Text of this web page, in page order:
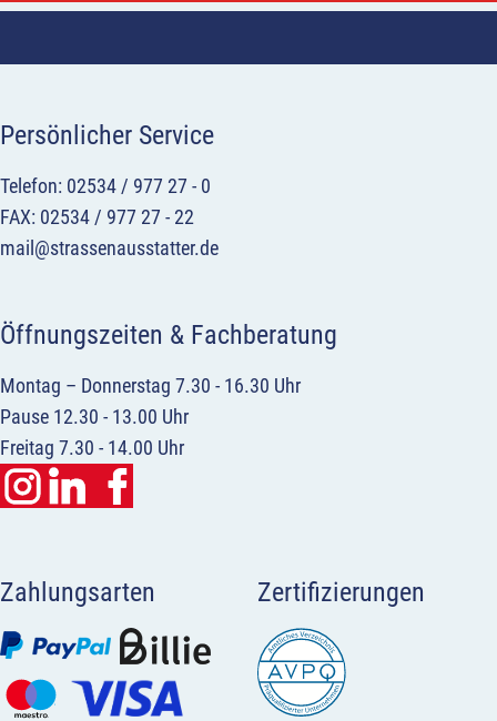
Persönlicher Service
Telefon: 02534 / 977 27 - 0
FAX: 02534 / 977 27 - 22
mail@strassenausstatter.de
Öffnungszeiten & Fachberatung
Montag – Donnerstag 7.30 - 16.30 Uhr
Pause 12.30 - 13.00 Uhr
Freitag 7.30 - 14.00 Uhr
Zahlungsarten Zertifizierungen